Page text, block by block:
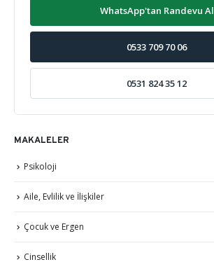
WhatsApp'tan Randevu Al
0533 709 70 06
0531 824 35 12
MAKALELER
Psikoloji
Aile, Evlilik ve İlişkiler
Çocuk ve Ergen
Cinsellik